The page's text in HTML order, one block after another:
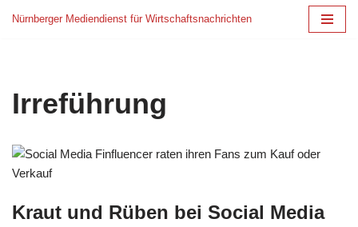
Nürnberger Mediendienst für Wirtschaftsnachrichten
Irreführung
Kraut und Rüben bei Social Media